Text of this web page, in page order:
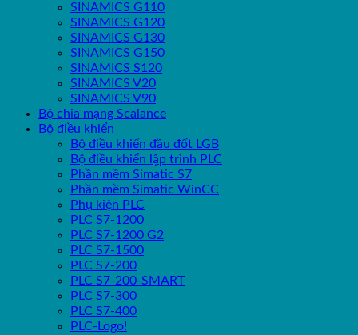
SINAMICS G110
SINAMICS G120
SINAMICS G130
SINAMICS G150
SINAMICS S120
SINAMICS V20
SINAMICS V90
Bộ chia mạng Scalance
Bộ điều khiển
Bộ điều khiển đầu đốt LGB
Bộ điều khiển lập trình PLC
Phần mềm Simatic S7
Phần mềm Simatic WinCC
Phụ kiện PLC
PLC S7-1200
PLC S7-1200 G2
PLC S7-1500
PLC S7-200
PLC S7-200-SMART
PLC S7-300
PLC S7-400
PLC-Logo!